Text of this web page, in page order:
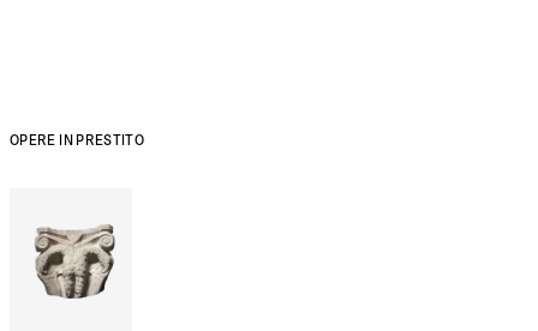
OPERE IN PRESTITO